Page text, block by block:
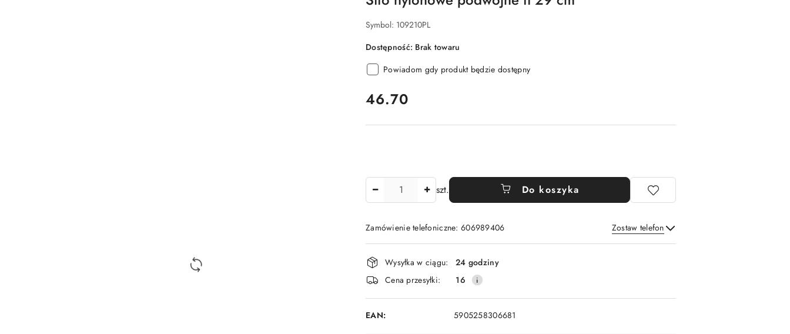
Symbol: 109210PL
Dostępność: Brak towaru
Powiadom gdy produkt będzie dostępny
cena:
46.70
szt. Do koszyka
Zamówienie telefoniczne: 606989406 Zostaw telefon
Wyślij
Dostępność
i
dostawa
Wysyłka w ciągu:
24 godziny
Cena przesyłki:
16
EAN: 5905258306681